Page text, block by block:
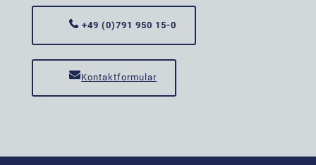
+49 (0)791 950 15-0
Kontaktformular